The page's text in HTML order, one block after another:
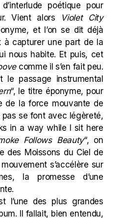
poétique pour
Vient alors
Violet City
et l’on se dit déjà
à capturer une part de la
nous habite. Et puis, cet
comme il s’en fait peu.
le passage instrumental
“, le titre éponyme, pour
de la force mouvante de
pas se font avec légèreté,
in a way while I sit here
Follows Beauty“, on
des Moissons du Ciel de
s’accélère sur
la promesse d’une
l’une des plus grandes
Il fallait, bien entendu,